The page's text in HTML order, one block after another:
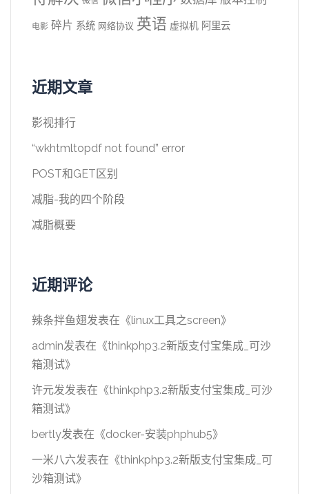
电影 碎片 系统 网络协议 英语 虚拟机 阿里云
近期文章
影视排行
“wkhtmltopdf not found” error
POST和GET区别
减脂-我的四个阶段
减脂概要
近期评论
辣条拌鱼翅发表在《linux工具之screen》
admin发表在《thinkphp3.2新版支付宝集成_可沙
箱测试》
许元发发表在《thinkphp3.2新版支付宝集成_可沙
箱测试》
bertly发表在《docker-安装phphub5》
一米八六发表在《thinkphp3.2新版支付宝集成_可
沙箱测试》